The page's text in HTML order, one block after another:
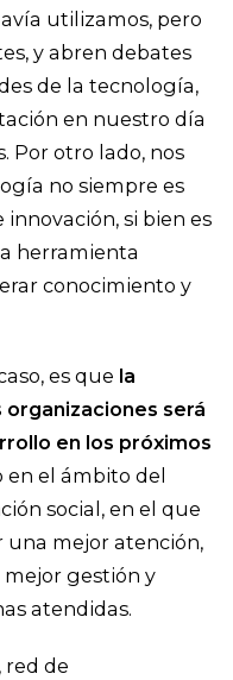
utilizamos, pero
y abren debates
de la tecnología,
en nuestro día
Por otro lado, nos
no siempre es
si bien es
herramienta
conocimiento y
es que la
será
en los próximos
en el ámbito del
social, en el que
mejor atención,
gestión y
atendidas.
red de